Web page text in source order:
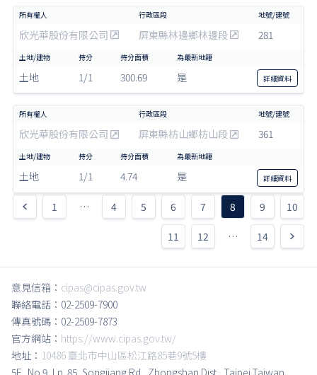
欣光華股份有限公司 屏東縣林邊鄉林邊段 281
土地 1/1 300.69 是 詳細資料
欣光華股份有限公司 屏東縣枋山鄉枋山段 361
土地 1/1 4.74 是 詳細資料
1 … 4 5 6 7 8 9 10
11 12 … 14
意見信箱： cipas@cipas.gov.tw
聯絡電話：02-2509-7900
傳真號碼：02-2509-7873
官方網站： https://www.cipas.gov.tw/
地址： 10486 臺北市中山區松江路85巷9號5樓
5F., No.9, Ln. 85, Songjiang Rd., Zhongshan Dist., Taipei,Taiwan,